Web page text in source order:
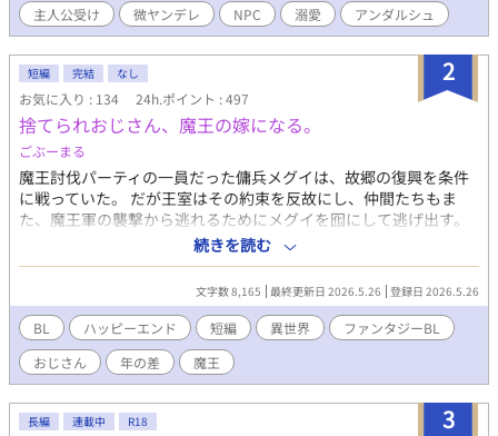
まくれるのでは…？」と。モンスターとバトルをするでもなく、
町から町へ渡り歩くような冒険をガン無視して最初の町のギルド
資料室に入り浸り、町から出る気配が一切ない様子に徐々に困惑
するNPC達。爆笑しながら見守るサポートAI。 ゲームの世界で好
きなだけ読書をして、たまに資金調達の為に情報整理のバイト
（※クエスト）をしていたらいつの間にかワケアリ男前傭兵に囲
われていた遠野のゲームプレイ記。 ※メインCPは固定。 ※出会い
は結構早いですが、くっつくのは少し時間かかるかもです。 ※デ
スゲームとかログアウト不可とかではないです。
主人公受け
微ヤンデレ NPC 溺愛 アンダルシュ
2
短編 完結 なし
お気に入り : 134 24h.ポイント : 497
捨てられおじさん、魔王の嫁になる。
ごぶーまる
魔王討伐パーティの一員だった傭兵メグイは、故郷の復興を条件
に戦っていた。 だが王室はその約束を反故にし、仲間たちもま
た、魔王軍の襲撃から逃れるためにメグイを囮にして逃げ出す。
生け捕りにされたメグイが連れていかれた先で出会ったのは、ど
う見ても魔王らしくない、ポンコツ気味の若き魔王チハタだっ
た。 捕虜の扱い方も、尋問の仕方もわからないチハタは、メグイ
にお茶を淹れ、夕食を共にし、挙げ句の果てには「僕のお嫁さん
になる？」と言い出す。 しかしチハタには、父である先代魔王ブ
ラッドヘルによって刻まれた、ある秘密があった。 捨てられたお
じさん傭兵と、魔王として生まれた若者。 孤独な二人が出会い、
たった一晩で国の運命を変えてしまう、ファンタジーBL読み切
り。
続きを読む
文字数 8,165 最終更新日 2026.5.26 登録日 2026.5.26
BL ハッピーエンド 短編 異世界
ファンタジーBL
おじさん
年の差 魔王
3
長編 連載中 R18